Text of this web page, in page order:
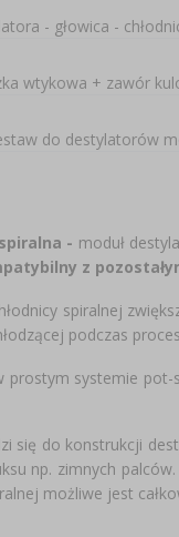
- głowica -
wtykowa + zawór
do destylatorów
- moduł
z
spiralnej
podczas
prostym systemie
się do konstrukcji
np. zimnych
możliwe jest